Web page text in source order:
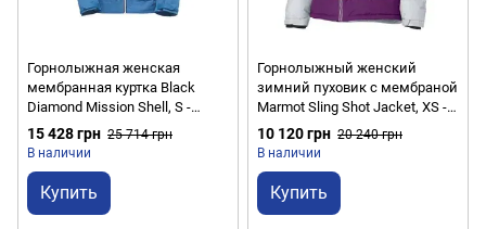
Горнолыжная женская
мембранная куртка Black
Diamond Mission Shell, S -
Agean (BD CA93.423-S)
15 428 грн 25 714 грн
В наличии
Купить
Горнолыжный женский
зимний пуховик с мембраной
Marmot Sling Shot Jacket, XS -
Glaicer Grey/Grape Juice (MRT
75530.1131-XS)
10 120 грн 20 240 грн
В наличии
Купить